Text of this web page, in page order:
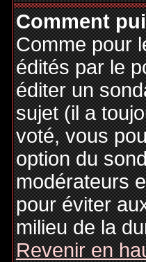
Comment
Comme pour
édités par le
éditer un
sujet (il a
voté, vous
option du
modérateurs
pour éviter
milieu de la
Revenir en